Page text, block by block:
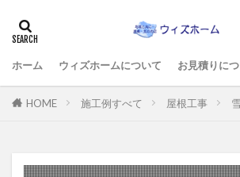
ホーム ウィズホームについて お見積りに
HOME 施工例すべて 屋根工事